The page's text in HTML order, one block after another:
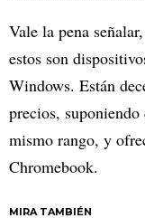
Vale la pena
estos son
Windows. Están
precios,
mismo rango, y
Chromebook.
MIRA TAMBIÉN